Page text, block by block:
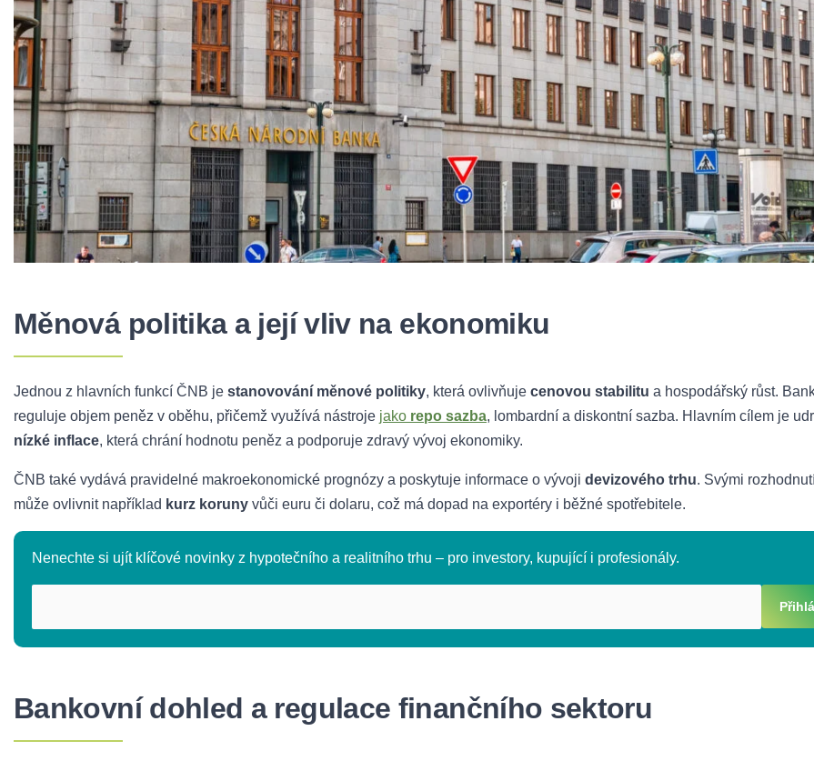
Měnová politika a její vliv na ekonomiku
Jednou z hlavních funkcí ČNB je stanovování měnové politiky, která ovlivňuje cenovou stabilitu a hospodářský růst.
reguluje objem peněz v oběhu, přičemž využívá nástroje jako repo sazba, lombardní a diskontní sazba. Hlavním cílem je
nízké inflace, která chrání hodnotu peněz a podporuje zdravý vývoj ekonomiky.
ČNB také vydává pravidelné makroekonomické prognózy a poskytuje informace o vývoji devizového trhu. Svými
může ovlivnit například kurz koruny vůči euru či dolaru, což má dopad na exportéry i běžné spotřebitele.
Nenechte si ujít klíčové novinky z hypotečního a realitního trhu – pro investory, kupující i profesionály.
Bankovní dohled a regulace finančního sektoru